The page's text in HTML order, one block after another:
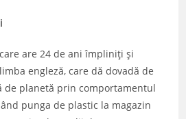
are 24 de ani împliniți și
engleză, care dă dovadă de
de planetă prin comportamentul
punga de plastic la magazin